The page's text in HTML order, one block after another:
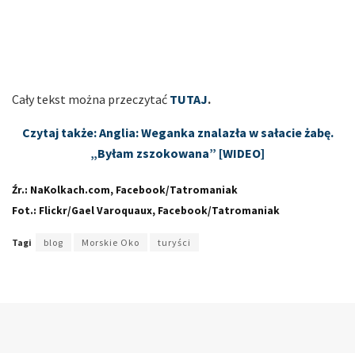
Cały tekst można przeczytać TUTAJ.
Czytaj także: Anglia: Weganka znalazła w sałacie żabę.
„Byłam zszokowana” [WIDEO]
Źr.: NaKolkach.com, Facebook/Tatromaniak
Fot.: Flickr/Gael Varoquaux, Facebook/Tatromaniak
Tagi blog Morskie Oko turyści